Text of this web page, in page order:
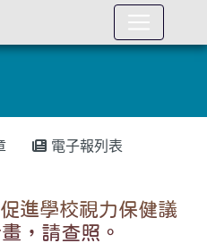
電子報列表
進學校視力保健議
，請查照。